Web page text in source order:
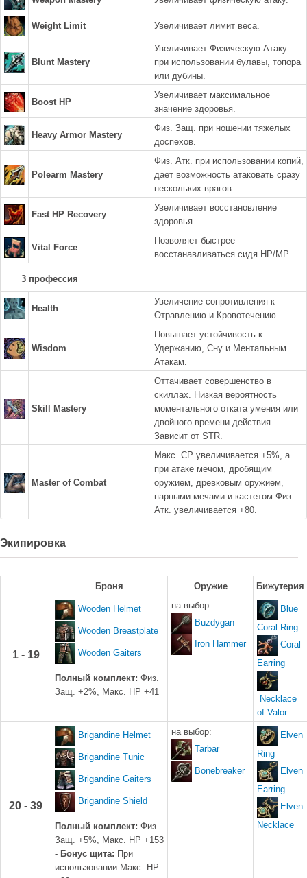
Weight Limit Увеличивает лимит веса.
Blunt Mastery
Увеличивает Физическую Атаку
при использовании булавы, топора
или дубины.
Boost HP
Увеличивает максимальное
значение здоровья.
Heavy Armor Mastery
Физ. Защ. при ношении тяжелых
доспехов.
Polearm Mastery
Физ. Атк. при использовании копий,
дает возможность атаковать сразу
нескольких врагов.
Fast HP Recovery
Увеличивает восстановление
здоровья.
Vital Force
Позволяет быстрее
восстанавливаться сидя HP/MP.
3 профессия
Health
Увеличение сопротивления к
Отравлению и Кровотечению.
Wisdom
Повышает устойчивость к
Удержанию, Сну и Ментальным
Атакам.
Skill Mastery
Оттачивает совершенство в
скиллах. Низкая вероятность
моментального отката умения или
двойного времени действия.
Зависит от STR.
Master of Combat
Макс. CP увеличивается +5%, а
при атаке мечом, дробящим
оружием, древковым оружием,
парными мечами и кастетом Физ.
Атк. увеличивается +80.
Экипировка
Броня Оружие Бижутерия
1 - 19
Wooden Helmet
Wooden Breastplate
Wooden Gaiters
Полный комплект: Физ.
Защ. +2%, Макс. HP +41
на выбор:
Buzdygan
Iron Hammer
Blue
Coral Ring
Coral
Earring
Necklace
of Valor
20 - 39
Brigandine Helmet
Brigandine Tunic
Brigandine Gaiters
Brigandine Shield
Полный комплект: Физ.
Защ. +5%, Макс. HP +153
- Бонус щита: При
использовании Макс. HP
на выбор:
Tarbar
Bonebreaker
Elven
Ring
Elven
Earring
Elven
Necklace